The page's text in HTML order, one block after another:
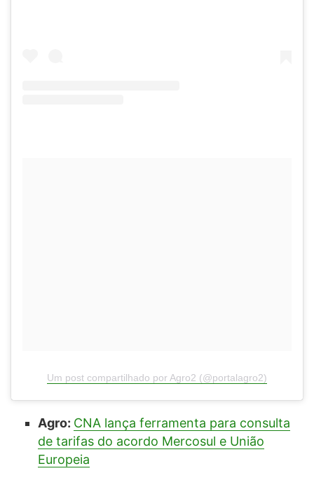
Um post compartilhado por Agro2 (@portalagro2)
Agro: CNA lança ferramenta para consulta
de tarifas do acordo Mercosul e União
Europeia